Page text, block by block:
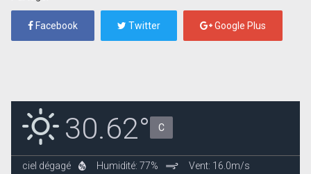
Facebook Twitter Google Plus
30.62° C
ciel dégagé Humidité: 77% Vent: 16.0m/s